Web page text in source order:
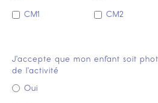
CM1
CM2
J'accepte que mon enfant soit
de l'activité
Oui